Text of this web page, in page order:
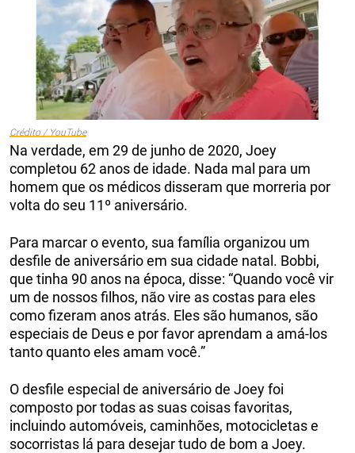
Crédito / YouTube
Na verdade, em 29 de junho de 2020, Joey
completou 62 anos de idade. Nada mal para um
homem que os médicos disseram que morreria por
volta do seu 11º aniversário.
Para marcar o evento, sua família organizou um
desfile de aniversário em sua cidade natal. Bobbi,
que tinha 90 anos na época, disse: “Quando você vir
um de nossos filhos, não vire as costas para eles
como fizeram anos atrás. Eles são humanos, são
especiais de Deus e por favor aprendam a amá-los
tanto quanto eles amam você.”
O desfile especial de aniversário de Joey foi
composto por todas as suas coisas favoritas,
incluindo automóveis, caminhões, motocicletas e
socorristas lá para desejar tudo de bom a Joey.